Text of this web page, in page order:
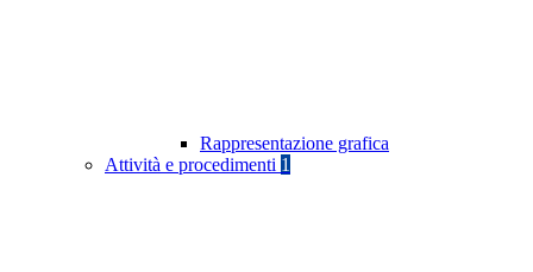
Rappresentazione grafica
Attività e procedimenti 1